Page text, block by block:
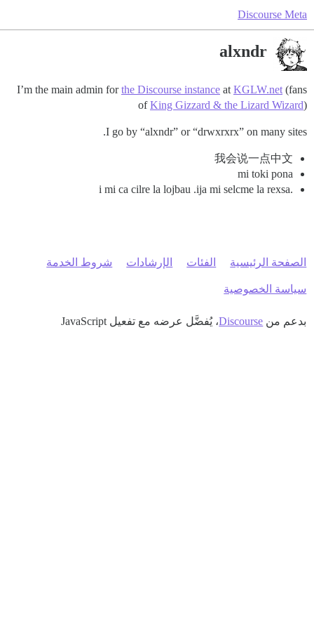
Discourse Meta
alxndr
I’m the main admin forthe Discourse instance at KGLW.net (fans
ofKing Gizzard & the Lizard Wizard)
I go by “alxndr” or “drwxrxrx” on many sites.
我会说一点中文
mi toki pona
.i mi ca cilre la lojbau .ija mi selcme la rexsa
الصفحة الرئيسية الفئات الإرشادات شروط الخدمة
سياسة الخصوصية
بدعم من Discourse، يُفضَّل عرضه مع تفعيل JavaScript